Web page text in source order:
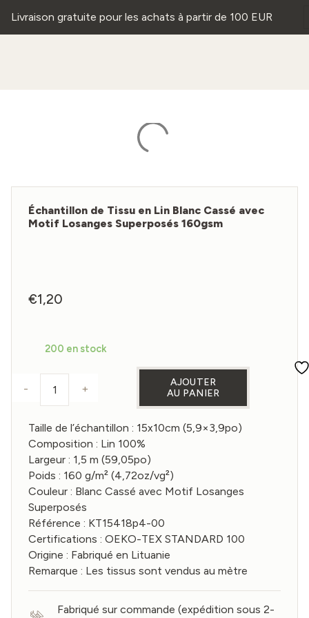
Livraison gratuite pour les achats à partir de 100 EUR
Échantillon de Tissu en Lin Blanc Cassé avec
Motif Losanges Superposés 160gsm
€1,20
200 en stock
quantité de Échantillon de Tissu en Lin Blanc
- +
AJOUTER
AU PANIER
Taille de l’échantillon : 15x10cm (5,9×3,9po)
Composition : Lin 100%
Largeur : 1,5 m (59,05po)
Poids : 160 g/m² (4,72oz/vg²)
Couleur : Blanc Cassé avec Motif Losanges
Superposés
Référence : KT15418p4-00
Certifications : OEKO-TEX STANDARD 100
Origine : Fabriqué en Lituanie
Remarque : Les tissus sont vendus au mètre
Fabriqué sur commande (expédition sous 2-